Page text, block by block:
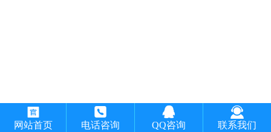

网站首页

电话咨询

QQ咨询

联系我们